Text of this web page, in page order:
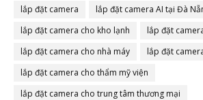
lắp đặt camera
lắp đặt camera AI tại Đà
lắp đặt camera cho kho lạnh
lắp đặt
lắp đặt camera cho nhà máy
lắp đặt
lắp đặt camera cho thẩm mỹ viện
lắp đặt camera cho trung tâm thương mại